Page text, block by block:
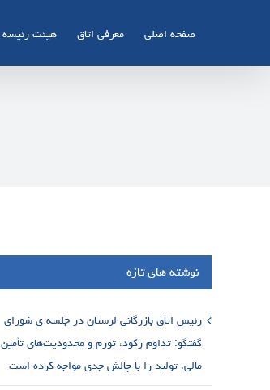
صفحه اصلی معرفی اتاق هیئت رئیسه
نوشته های تازه
رئیس اتاق بازرگانی لرستان در جلسه ی شورای
گفتگو: تداوم رکود، تورم و محدودیت‌های تأمین
مالی، تولید را با چالش جدی مواجه کرده است